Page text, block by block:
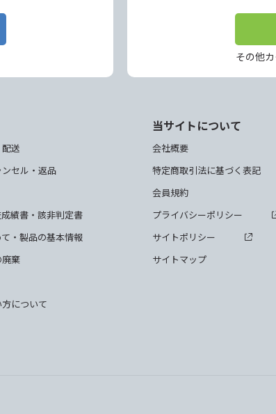
その他
送
セル・返品
績書・該非判定書
・製品の基本情報
棄
について
当サイトについて
会社概要
特定商取引法に基づく表記
会員規約
プライバシーポリシー
サイトポリシー
サイトマップ